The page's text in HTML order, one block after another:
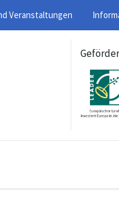
Veranstaltungen